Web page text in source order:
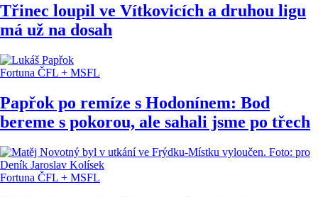
Třinec loupil ve Vítkovicích a druhou ligu
má už na dosah
Fortuna ČFL + MSFL
Papřok po remíze s Hodonínem: Bod
bereme s pokorou, ale sahali jsme po třech
Fortuna ČFL + MSFL